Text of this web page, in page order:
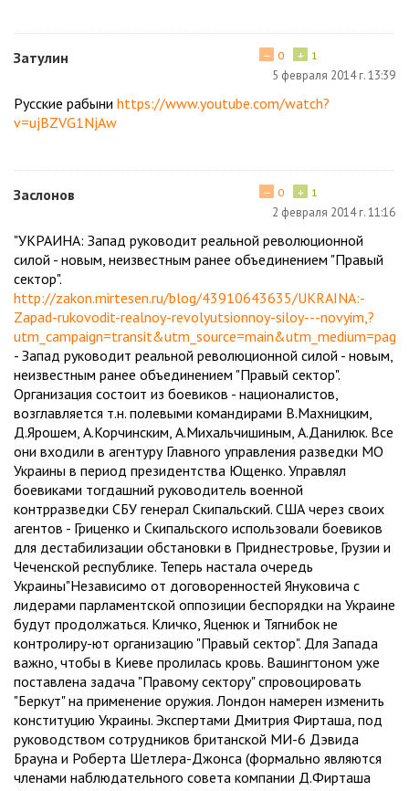
Затулин + 1
− 0
5 февраля 2014 г. 13:39
Русские рабыни https://www.youtube.com/watch?
v=ujBZVG1NjAw
Заслонов + 1
− 0
2 февраля 2014 г. 11:16
"УКРАИНА: Запад руководит реальной революционной
силой - новым, неизвестным ранее объединением "Правый
сектор".
http://zakon.mirtesen.ru/blog/43910643635/UKRAINA:-
Zapad-rukovodit-realnoy-revolyutsionnoy-siloy---novyim,?
- Запад руководит реальной революционной силой - новым,
неизвестным ранее объединением "Правый сектор".
Организация состоит из боевиков - националистов,
возглавляется т.н. полевыми командирами В.Махницким,
Д.Ярошем, А.Корчинским, А.Михальчишиным, А.Данилюк. Все
они входили в агентуру Главного управления разведки МО
Украины в период президентства Ющенко. Управлял
боевиками тогдашний руководитель военной
контрразведки СБУ генерал Скипальский. США через своих
агентов - Гриценко и Скипальского использовали боевиков
для дестабилизации обстановки в Приднестровье, Грузии и
Чеченской республике. Теперь настала очередь
Украины"Независимо от договоренностей Януковича с
лидерами парламентской оппозиции беспорядки на Украине
будут продолжаться. Кличко, Яценюк и Тягнибок не
контролиру-ют организацию "Правый сектор". Для Запада
важно, чтобы в Киеве пролилась кровь. Вашингтоном уже
поставлена задача "Правому сектору" спровоцировать
"Беркут" на применение оружия. Лондон намерен изменить
конституцию Украины. Экспертами Дмитрия Фирташа, под
руководством сотрудников британской МИ-6 Дэвида
Брауна и Роберта Шетлера-Джонса (формально являются
членами наблюдательного совета компании Д.Фирташа